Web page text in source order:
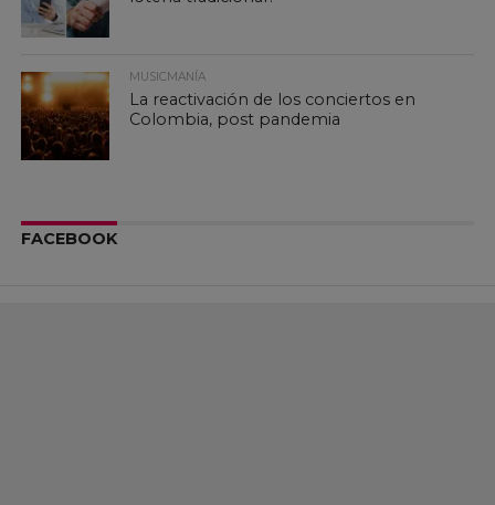
MUSICMANÍA
La reactivación de los conciertos en
Colombia, post pandemia
FACEBOOK